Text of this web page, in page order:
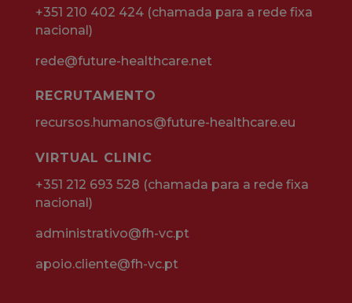
+351 210 402 424 (chamada para a rede fixa
nacional)
rede@future-healthcare.net
RECRUTAMENTO
recursos.humanos@future-healthcare.eu
VIRTUAL CLINIC
+351 212 693 528 (chamada para a rede fixa
nacional)
administrativo@fh-vc.pt
apoio.cliente@fh-vc.pt